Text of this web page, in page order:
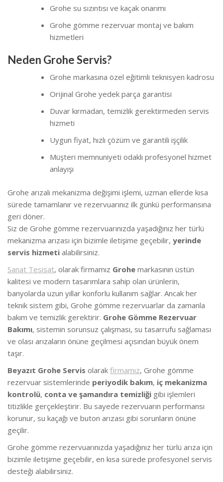
Grohe su sızıntısı ve kaçak onarımı
Grohe gömme rezervuar montaj ve bakım
hizmetleri
Neden Grohe Servis?
Grohe markasına özel eğitimli teknisyen kadrosu
Orijinal Grohe yedek parça garantisi
Duvar kırmadan, temizlik gerektirmeden servis
hizmeti
Uygun fiyat, hızlı çözüm ve garantili işçilik
Müşteri memnuniyeti odaklı profesyonel hizmet
anlayışı
Grohe arızalı mekanizma değişimi işlemi, uzman ellerde kısa
sürede tamamlanır ve rezervuarınız ilk günkü performansına
geri döner.
Siz de Grohe gömme rezervuarınızda yaşadığınız her türlü
mekanizma arızası için bizimle iletişime geçebilir, yerinde
servis hizmeti alabilirsiniz.
Sanat Tesisat, olarak firmamız Grohe markasının üstün
kalitesi ve modern tasarımlara sahip olan ürünlerin,
banyolarda uzun yıllar konforlu kullanım sağlar. Ancak her
teknik sistem gibi, Grohe gömme rezervuarlar da zamanla
bakım ve temizlik gerektirir. Grohe Gömme Rezervuar
Bakımı, sistemin sorunsuz çalışması, su tasarrufu sağlaması
ve olası arızaların önüne geçilmesi açısından büyük önem
taşır.
Beyazıt Grohe Servis olarak firmamız, Grohe gömme
rezervuar sistemlerinde periyodik bakım, iç mekanizma
kontrolü, conta ve şamandıra temizliği gibi işlemleri
titizlikle gerçekleştirir. Bu sayede rezervuarın performansı
korunur, su kaçağı ve buton arızası gibi sorunların önüne
geçilir.
Grohe gömme rezervuarınızda yaşadığınız her türlü arıza için
bizimle iletişime geçebilir, en kısa sürede profesyonel servis
desteği alabilirsiniz.